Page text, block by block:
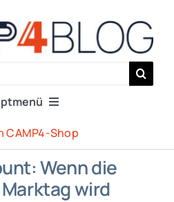
CAMP4-Shop
Wenn die
wird